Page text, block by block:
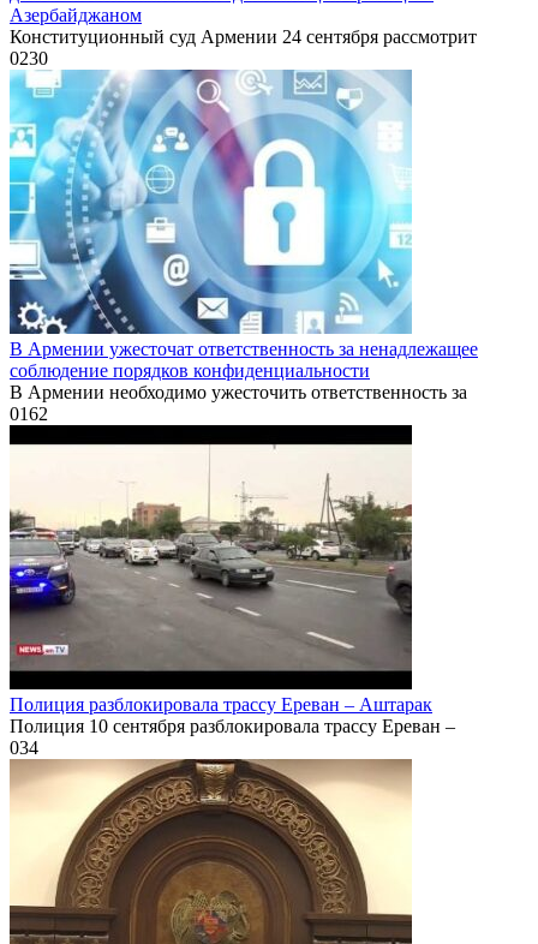
Азербайджаном
Конституционный суд Армении 24 сентября рассмотрит
0230
В Армении ужесточат ответственность за ненадлежащее
соблюдение порядков конфиденциальности
В Армении необходимо ужесточить ответственность за
0162
Полиция разблокировала трассу Ереван – Аштарак
Полиция 10 сентября разблокировала трассу Ереван –
034